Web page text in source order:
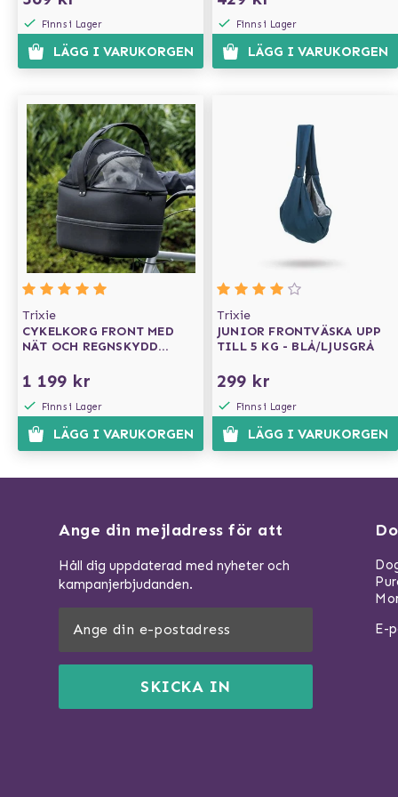
Finns i Lager
LÄGG I VARUKORGEN
Finns i Lager
LÄGG I VARUKORGEN
Trixie
CYKELKORG FRONT MED
NÄT OCH REGNSKYDD
1 199 kr
Finns i Lager
LÄGG I VARUKORGEN
Trixie
JUNIOR FRONTVÄSKA UPP
TILL 5 KG - BLÅ/LJUSGRÅ
299 kr
Finns i Lager
LÄGG I VARUKORGEN
Ange din mejladress för att
Håll dig uppdaterad med nyheter och
kampanjerbjudanden.
SKICKA IN
E-